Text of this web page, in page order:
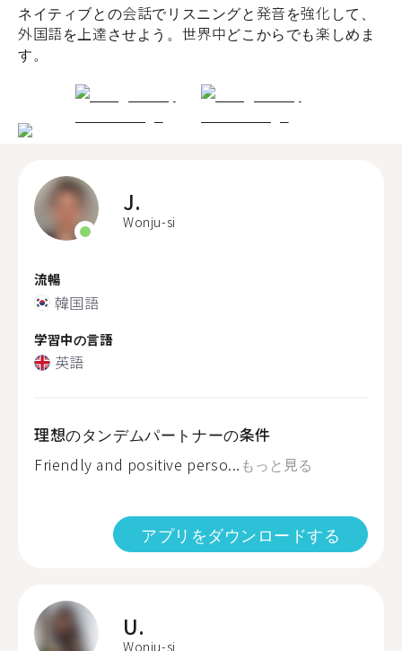
ネイティブとの会話でリスニングと発音を強化して、
外国語を上達させよう。世界中どこからでも楽しめま
す。
J.
Wonju-si
流暢
韓国語
学習中の言語
英語
理想のタンデムパートナーの条件
Friendly and positive perso... もっと見る
アプリをダウンロードする
U.
Wonju-si